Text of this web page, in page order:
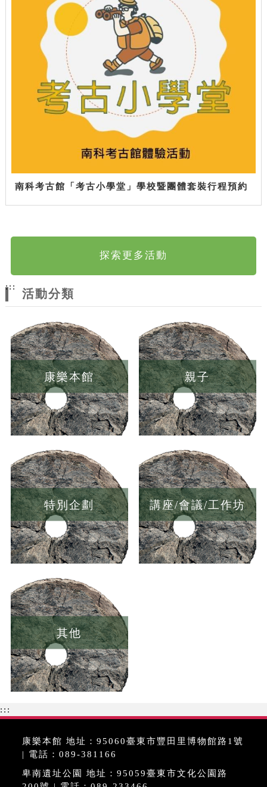
南科考古館「考古小學堂」學校暨團體套裝行程預約
探索更多活動
:::
活動分類
康樂本館 親子
特別企劃 講座/會議/工作坊
其他
:::
康樂本館 地址：95060臺東市豐田里博物館路1號
| 電話：089-381166
卑南遺址公園 地址：95059臺東市文化公園路